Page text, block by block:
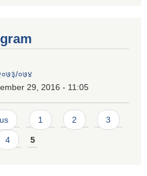
०७४
29, 2016 - 11:05
1 2 3
4 5